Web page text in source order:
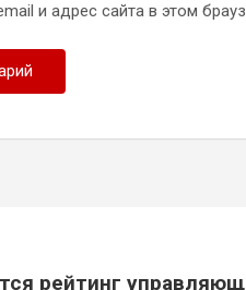
и адрес сайта в этом
рейтинг